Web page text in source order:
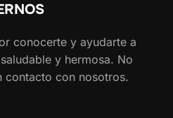
conocerte y ayudarte a
y hermosa. No
contacto con nosotros.